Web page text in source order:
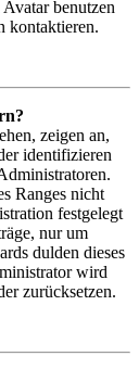
benutzen
kontaktieren.
zeigen an,
identifizieren
Ranges nicht
festgelegt
nur um
dulden dieses
wird
zurücksetzen.